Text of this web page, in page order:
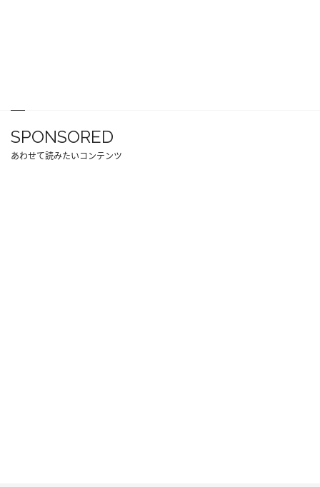
SPONSORED
あわせて読みたいコンテンツ